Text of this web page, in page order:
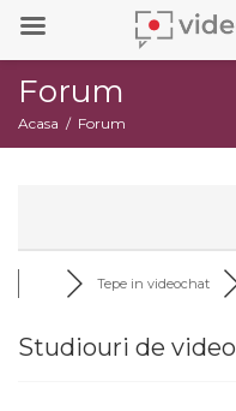
Forum
Acasa Forum
Tepe in videochat
Studiouri de